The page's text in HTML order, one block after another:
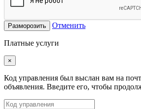
Разморозить Отменить
Платные услуги
×
Код управления был выслан вам на
объявления. Введите его, чтобы